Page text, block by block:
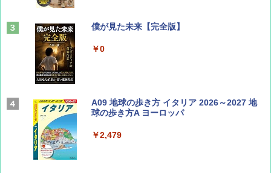
山と溪谷 2026年8月号「南アルプス大全」
￥1,540
Coyote No.89 特集 星野道夫 夢見る旅
僕が見た未来【完全版】
￥0
A09 地球の歩き方 イタリア 2026～2027 地
球の歩き方A ヨーロッパ
￥2,479